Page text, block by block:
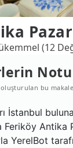
(12
Notu
bu
İstanbul
Antika
YerelBot